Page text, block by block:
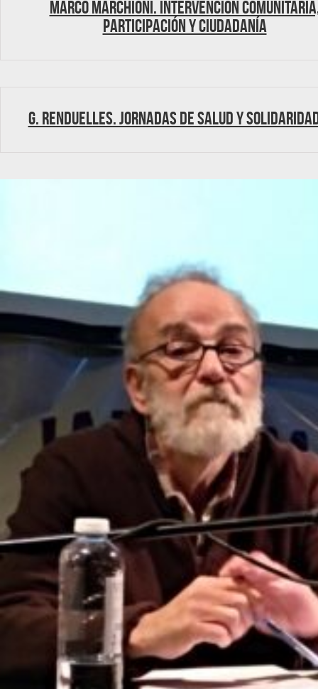
Marco Marchioni. Intervención
participación y ciudadanía
G. Renduelles. Jornadas de Salud y